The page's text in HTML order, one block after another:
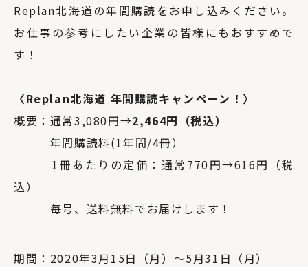
Replan北海道の年間購読をお申し込みください。
お仕事の参考にしたい企業の皆様にもおすすめで
す！
〈Replan北海道 年間購読キャンペーン！〉
概要：通常3,080円→2,464円（税込）
年間購読料(1年間/4冊）
1冊あたりの定価：通常770円→616円（税
込）
毎号、送料無料でお届けします！
期間：2020年3月15日（月）〜5月31日（月）